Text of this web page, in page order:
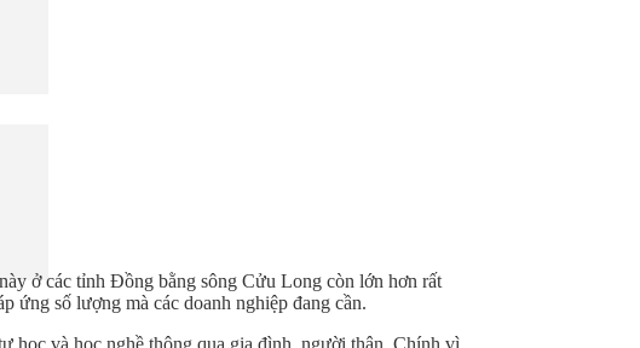
ở các tỉnh Đồng bằng sông Cửu Long còn lớn hơn rất
ứng số lượng mà các doanh nghiệp đang cần.
học và học nghề thông qua gia đình, người thân. Chính vì